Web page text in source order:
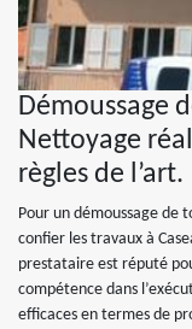
Démoussage
Nettoyage
règles de l’art.
Pour un démoussage de
confier les travaux à
prestataire est réputé
compétence dans
efficaces en termes de